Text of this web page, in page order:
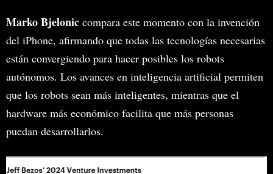
Marko Bjelonic compara este momento con la invención
del iPhone, afirmando que todas las tecnologías necesarias
están convergiendo para hacer posibles los robots
autónomos. Los avances en inteligencia artificial permiten
que los robots sean más inteligentes, mientras que el
hardware más económico facilita que más personas
puedan desarrollarlos.